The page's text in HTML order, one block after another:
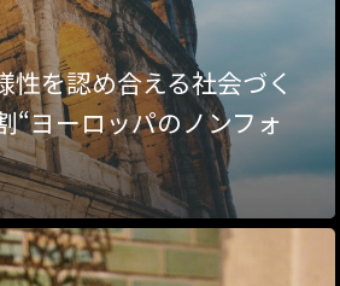
を認め合える社会づく
“ヨーロッパのノンフォ
ハイパー縁側@塩屋
ハイパー縁側@梅田
祭
ハイパー縁側@車山
Archives